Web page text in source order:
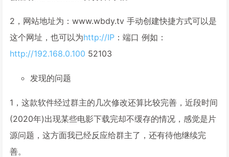
2，网站地址为：www.wbdy.tv 手动创建快捷方式可以是
这个网址，也可以为http://IP ：端口 例如：
http://192.168.0.100 52103
发现的问题
1，这款软件经过群主的几次修改还算比较完善，近段时间
(2020年)出现某些电影下载完却不缓存的情况，感觉是片
源问题，这方面我已经反应给群主了，还有待他继续完
善。